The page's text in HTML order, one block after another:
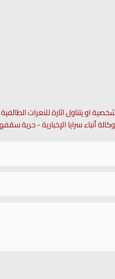
او يتناول اثارة للنعرات
أنباء سرايا الإخبارية - حرية